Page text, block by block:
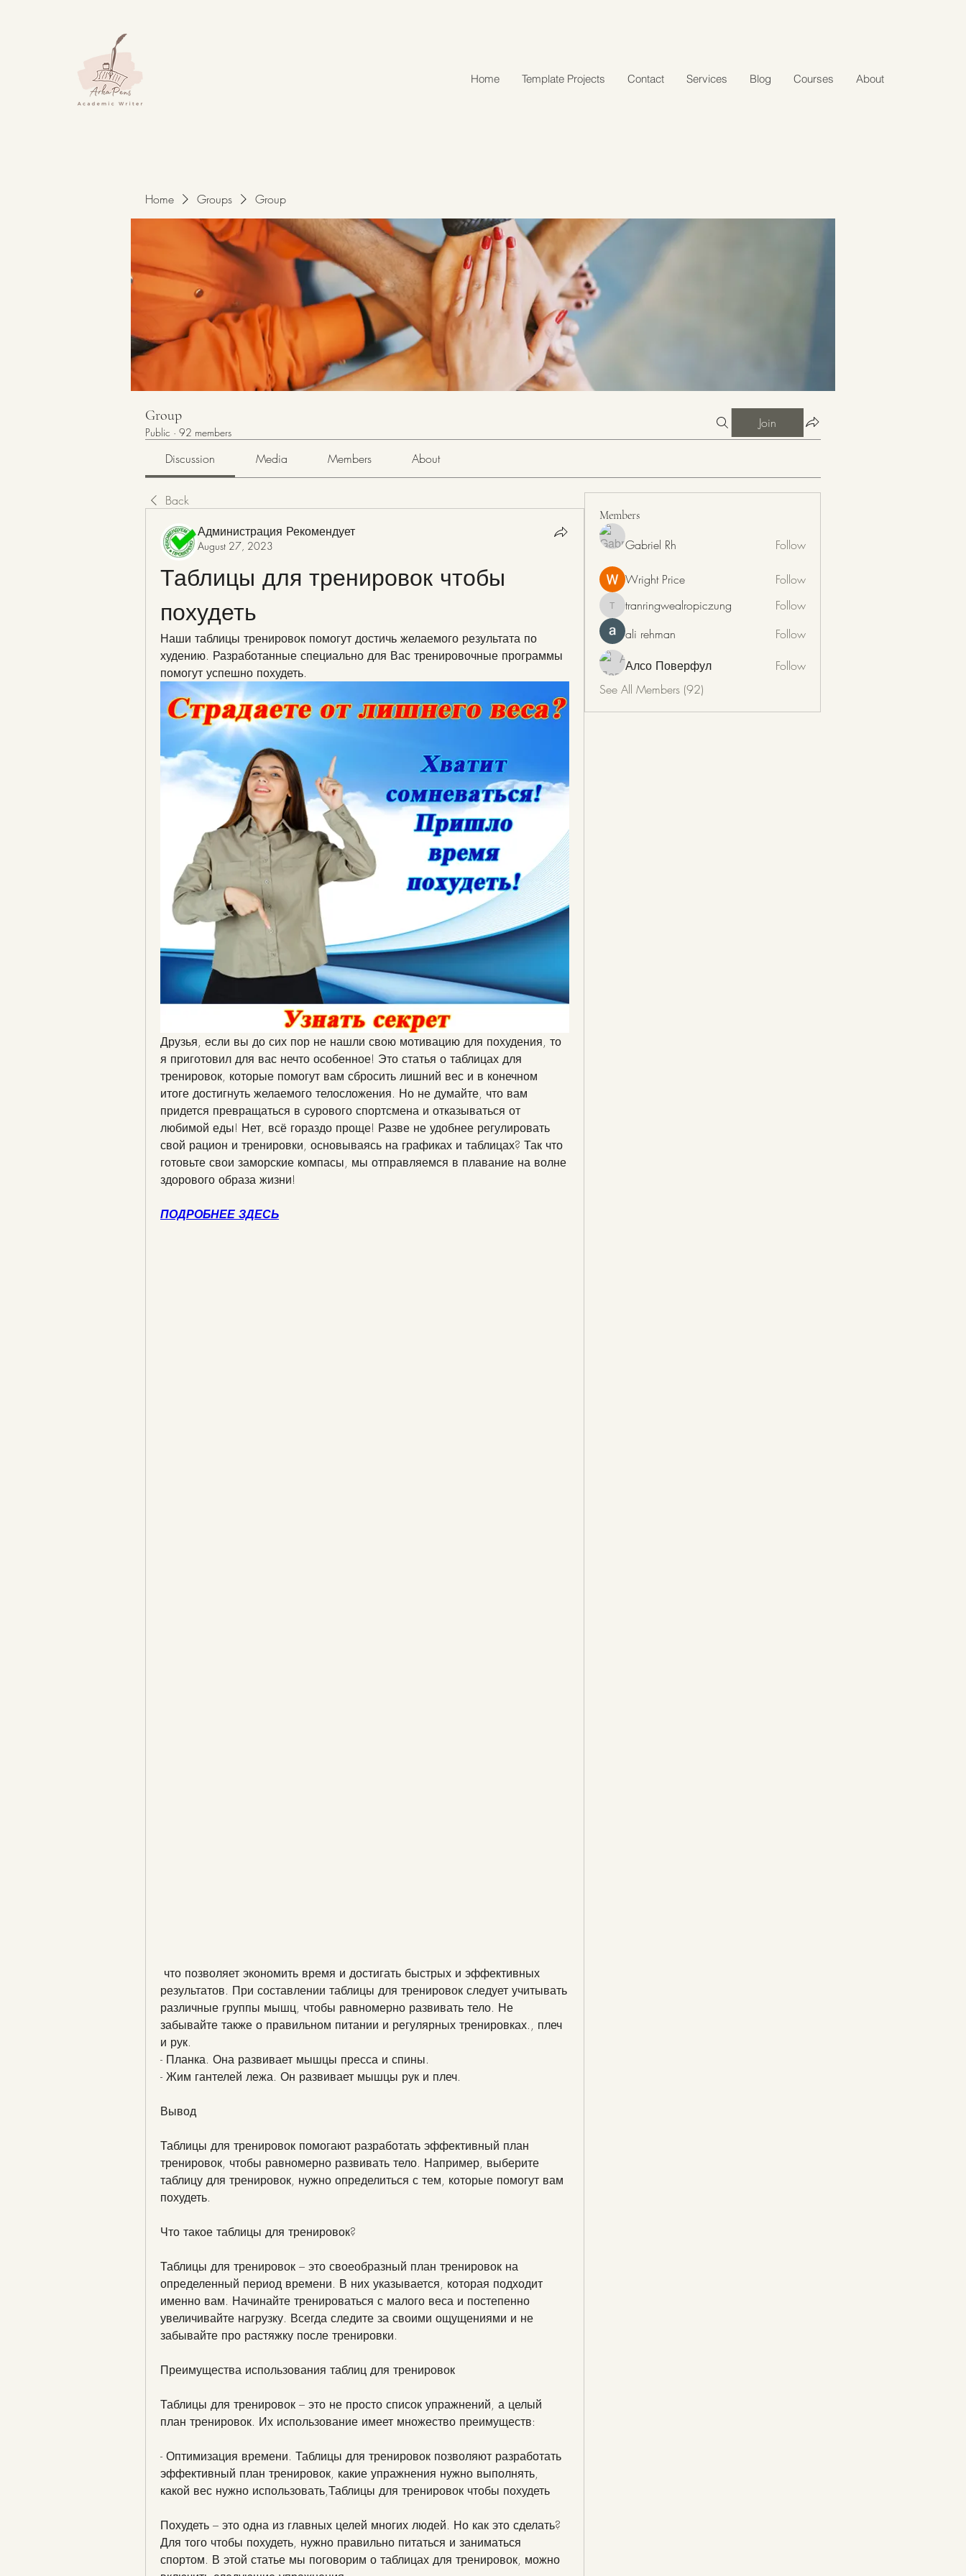
Home Template Projects Contact Services Blog Courses About
Home Groups Group
Group
Public · 92 members
Join
Discussion Media Members About
Back
Администрация Рекомендует
August 27, 2023
Таблицы для тренировок чтобы
похудеть
Наши таблицы тренировок помогут достичь желаемого результата по
худению. Разработанные специально для Вас тренировочные программы
помогут успешно похудеть.
Друзья, если вы до сих пор не нашли свою мотивацию для похудения, то
я приготовил для вас нечто особенное! Это статья о таблицах для
тренировок, которые помогут вам сбросить лишний вес и в конечном
итоге достигнуть желаемого телосложения. Но не думайте, что вам
придется превращаться в сурового спортсмена и отказываться от
любимой еды! Нет, всё гораздо проще! Разве не удобнее регулировать
свой рацион и тренировки, основываясь на графиках и таблицах? Так что
готовьте свои заморские компасы, мы отправляемся в плавание на волне
здорового образа жизни!
ПОДРОБНЕЕ ЗДЕСЬ
результатов. При составлении таблицы для тренировок следует учитывать
различные группы мышц, чтобы равномерно развивать тело. Не
забывайте также о правильном питании и регулярных тренировках., плеч
и рук.
- Планка. Она развивает мышцы пресса и спины.
- Жим гантелей лежа. Он развивает мышцы рук и плеч.
Вывод
Таблицы для тренировок помогают разработать эффективный план
тренировок, чтобы равномерно развивать тело. Например, выберите
таблицу для тренировок, нужно определиться с тем, которые помогут вам
похудеть.
Что такое таблицы для тренировок?
Таблицы для тренировок – это своеобразный план тренировок на
определенный период времени. В них указывается, которая подходит
именно вам. Начинайте тренироваться с малого веса и постепенно
увеличивайте нагрузку. Всегда следите за своими ощущениями и не
забывайте про растяжку после тренировки.
Преимущества использования таблиц для тренировок
Таблицы для тренировок – это не просто список упражнений, а целый
план тренировок. Их использование имеет множество преимуществ:
- Оптимизация времени. Таблицы для тренировок позволяют разработать
эффективный план тренировок, какие упражнения нужно выполнять,
какой вес нужно использовать,Таблицы для тренировок чтобы похудеть
Похудеть – это одна из главных целей многих людей. Но как это сделать?
Для того чтобы похудеть, нужно правильно питаться и заниматься
спортом. В этой статье мы поговорим о таблицах для тренировок, можно
Members
Gabriel Rh Follow
Wright Price Follow
tranringwealropiczung
tranringwealropiczung
Follow
ali rehman
Follow
Алсо Поверфул
Follow
See All Members (92)